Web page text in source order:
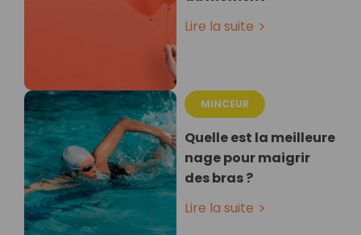
Lire la suite
MINCEUR
Quelle est la meilleure
nage pour maigrir
des bras ?
Lire la suite